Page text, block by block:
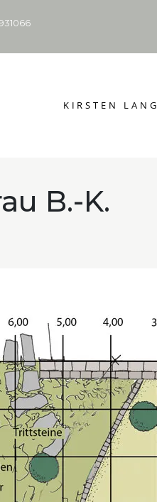
KIRSTEN LANG
B.-K.